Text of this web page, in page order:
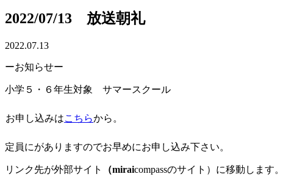
2022/07/13 放送朝礼
2022.07.13
ーお知らせー
小学５・６年生対象 サマースクール
お申し込みはこちらから。
定員にがありますのでお早めにお申し込み下さい。
リンク先が外部サイト （miraicompassのサイト）に移動します。